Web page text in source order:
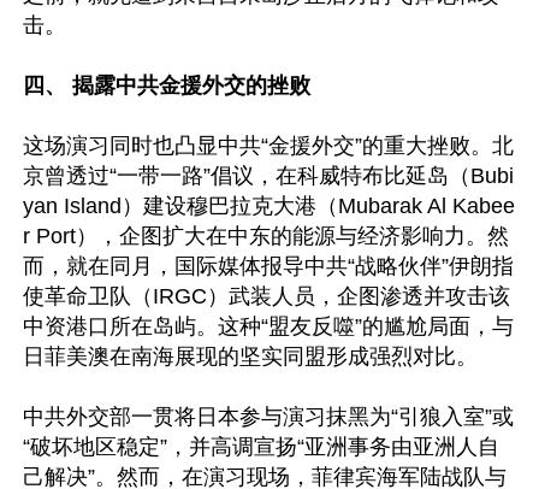
击。
四、 揭露中共金援外交的挫败
这场演习同时也凸显中共“金援外交”的重大挫败。北
京曾透过“一带一路”倡议，在科威特布比延岛（Bubi
yan Island）建设穆巴拉克大港（Mubarak Al Kabee
r Port），企图扩大在中东的能源与经济影响力。然
而，就在同月，国际媒体报导中共“战略伙伴”伊朗指
使革命卫队（IRGC）武装人员，企图渗透并攻击该
中资港口所在岛屿。这种“盟友反噬”的尴尬局面，与
日菲美澳在南海展现的坚实同盟形成强烈对比。
中共外交部一贯将日本参与演习抹黑为“引狼入室”或
“破坏地区稳定”，并高调宣扬“亚洲事务由亚洲人自
己解决”。然而，在演习现场，菲律宾海军陆战队与